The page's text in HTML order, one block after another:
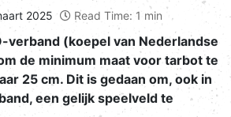
2025 Read Time: 1 min
verband (koepel van Nederlandse
de minimum maat voor tarbot te
25 cm. Dit is gedaan om, ook in
een gelijk speelveld te